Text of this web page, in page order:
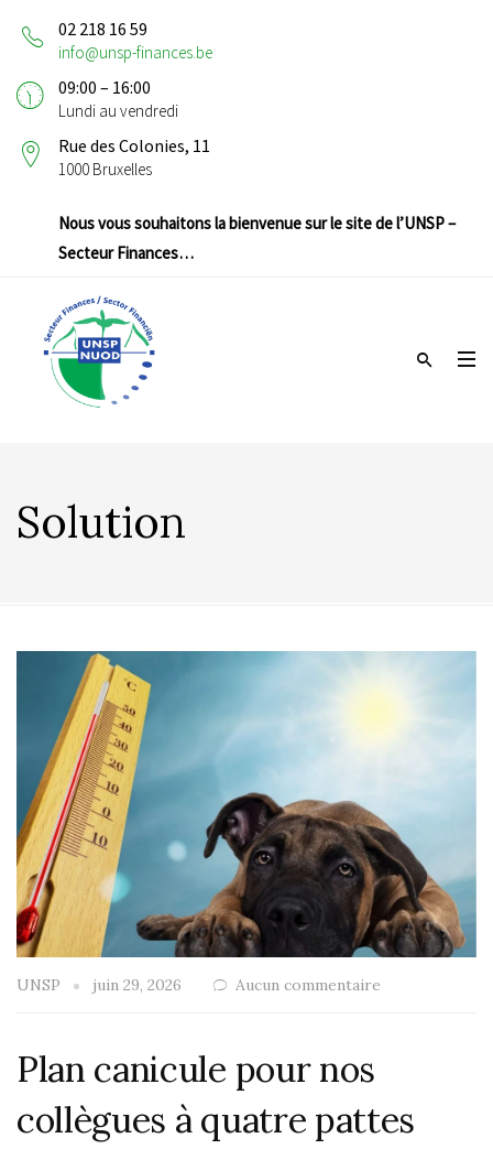
02 218 16 59
info@unsp-finances.be
09:00 – 16:00
Lundi au vendredi
Rue des Colonies, 11
1000 Bruxelles
Nous vous souhaitons la bienvenue sur le site de l’UNSP –
Secteur Finances…
Solution
UNSP juin 29, 2026 Aucun commentaire
Plan canicule pour nos
collègues à quatre pattes